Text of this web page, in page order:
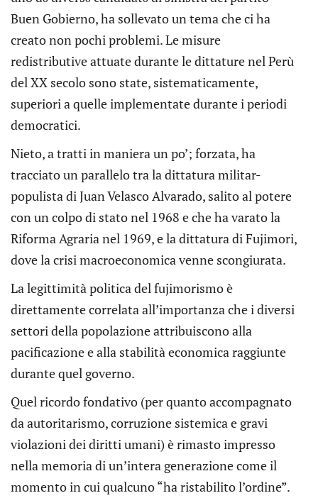
Buen Gobierno, ha sollevato un tema che ci ha
creato non pochi problemi. Le misure
redistributive attuate durante le dittature nel Perù
del XX secolo sono state, sistematicamente,
superiori a quelle implementate durante i periodi
democratici.
Nieto, a tratti in maniera un po’; forzata, ha
tracciato un parallelo tra la dittatura militar-
populista di Juan Velasco Alvarado, salito al potere
con un colpo di stato nel 1968 e che ha varato la
Riforma Agraria nel 1969, e la dittatura di Fujimori,
dove la crisi macroeconomica venne scongiurata.
La legittimità politica del fujimorismo è
direttamente correlata all’importanza che i diversi
settori della popolazione attribuiscono alla
pacificazione e alla stabilità economica raggiunte
durante quel governo.
Quel ricordo fondativo (per quanto accompagnato
da autoritarismo, corruzione sistemica e gravi
violazioni dei diritti umani) è rimasto impresso
nella memoria di un’intera generazione come il
momento in cui qualcuno “ha ristabilito l’ordine”.